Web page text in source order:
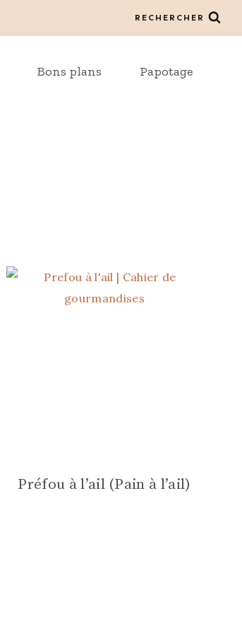
RECHERCHER
Bons plans Papotage
Préfou à l’ail (Pain à l’ail)